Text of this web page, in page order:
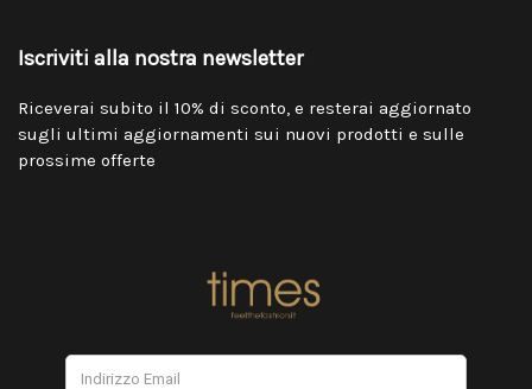
Iscriviti alla nostra newsletter
Riceverai subito il 10% di sconto, e resterai aggiornato
sugli ultimi aggiornamenti sui nuovi prodotti e sulle
prossime offerte